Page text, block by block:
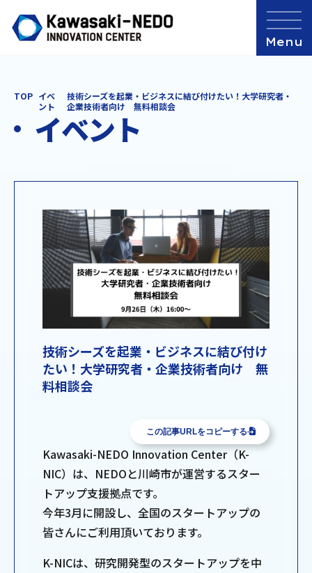
TOP イベ
ント
技術シーズを起業・ビジネスに結び付けたい！大学研究者・
企業技術者向け 無料相談会
イベント
技術シーズを起業・ビジネスに結び付け
たい！大学研究者・企業技術者向け 無
料相談会
この記事URLをコピーする
Kawasaki-NEDO Innovation Center（K-
NIC）は、NEDOと川崎市が運営するスター
トアップ支援拠点です。
今年3月に開設し、全国のスタートアップの
皆さんにご利用頂いております。
K-NICは、研究開発型のスタートアップを中